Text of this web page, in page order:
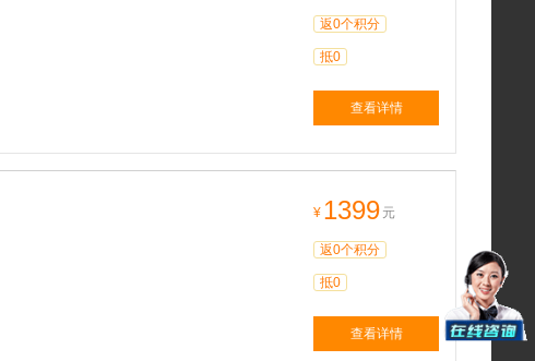
返0个积分
抵0
查看详情
¥ 1399 元
返0个积分
抵0
查看详情